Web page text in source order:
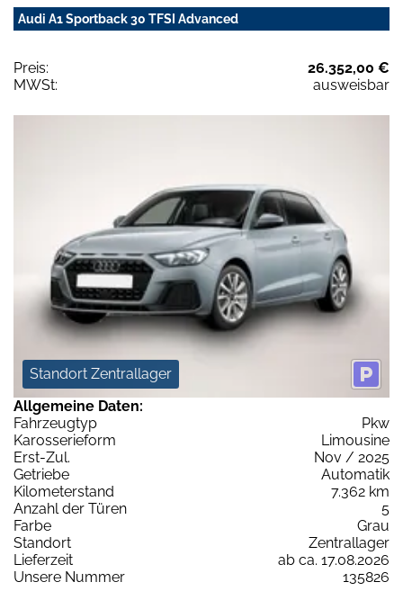
Audi A1 Sportback 30 TFSI Advanced
Preis:
26.352,00 €
MWSt:
ausweisbar
Standort Zentrallager
Allgemeine Daten:
Fahrzeugtyp
Pkw
Karosserieform
Limousine
Erst-Zul.
Nov / 2025
Getriebe
Automatik
Kilometerstand
7.362 km
Anzahl der Türen
5
Farbe
Grau
Standort
Zentrallager
Lieferzeit
ab ca. 17.08.2026
Unsere Nummer
135826